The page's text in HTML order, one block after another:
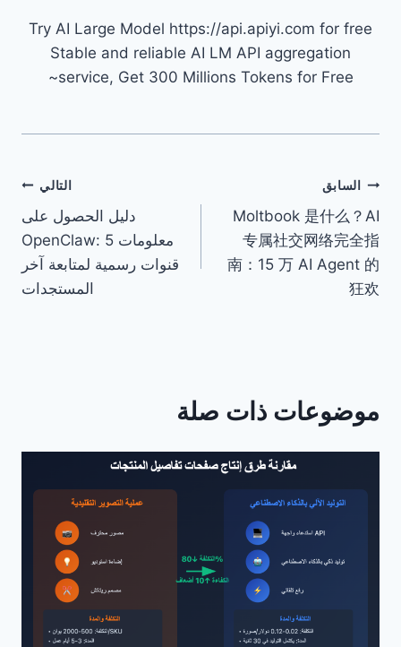
Try AI Large Model https://api.apiyi.com for free
Stable and reliable AI LM API aggregation
service, Get 300 Millions Tokens for Free~
تصفّح
المقالات
السابق
Moltbook 是什么？AI
专属社交网络完全指
南：15 万 AI Agent 的
狂欢
التالي
دليل الحصول على
معلومات OpenClaw: 5
قنوات رسمية لمتابعة آخر
المستجدات
موضوعات ذات صلة